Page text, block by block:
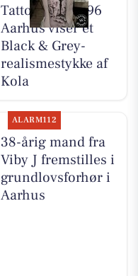
Tattoo Studio 96
Aarhus viser et
Black & Grey-
realismestykke af
Kola
ALARM112
38-årig mand fra
Viby J fremstilles i
grundlovsforhør i
Aarhus